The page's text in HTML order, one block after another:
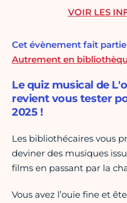
Cet évènement fait
Autrement en
Le quiz musical de
revient vous tester
2025 !
Les bibliothécaires vous
deviner des musiques
films en passant par la
Vous avez l’ouïe fine et
VOIR LES